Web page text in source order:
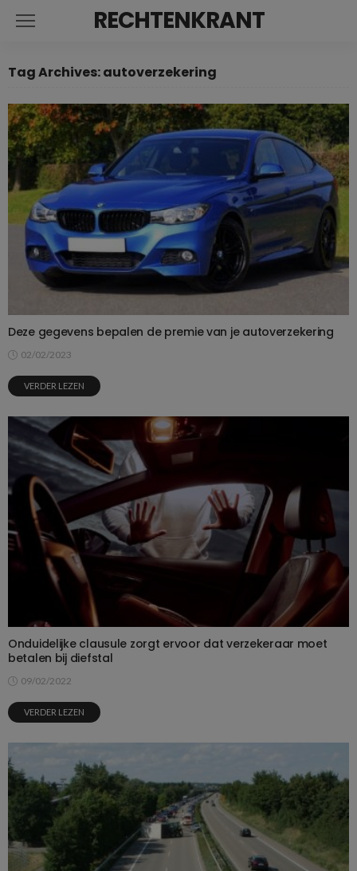
RECHTENKRANT
Tag Archives: autoverzekering
Deze gegevens bepalen de premie van je autoverzekering
02/02/2023
VERDER LEZEN
Onduidelijke clausule zorgt ervoor dat verzekeraar moet
betalen bij diefstal
09/02/2022
VERDER LEZEN